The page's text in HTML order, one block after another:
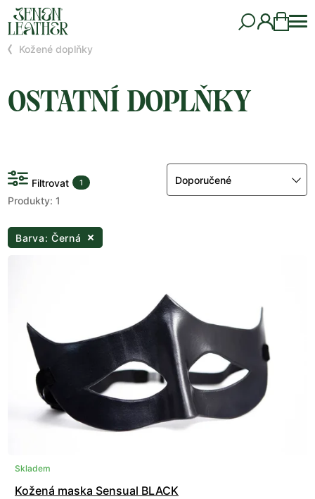
Kožené doplňky
OSTATNÍ DOPLŇKY
Filtrovat 1
Produkty: 1
Doporučené
Barva: Černá
Skladem
Kožená maska Sensual BLACK